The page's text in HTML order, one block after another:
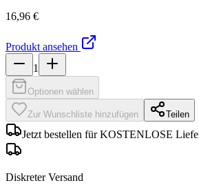
16,96 €
Produkt ansehen
1
Optionen wählen
Zur Wunschliste hinzufügen Teilen
Jetzt bestellen für KOSTENLOSE
Diskreter Versand